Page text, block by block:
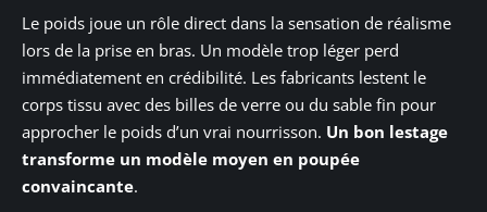
Le poids joue un rôle direct dans la sensation de réalisme
lors de la prise en bras. Un modèle trop léger perd
immédiatement en crédibilité. Les fabricants lestent le
corps tissu avec des billes de verre ou du sable fin pour
approcher le poids d’un vrai nourrisson. Un bon lestage
transforme un modèle moyen en poupée
convaincante.